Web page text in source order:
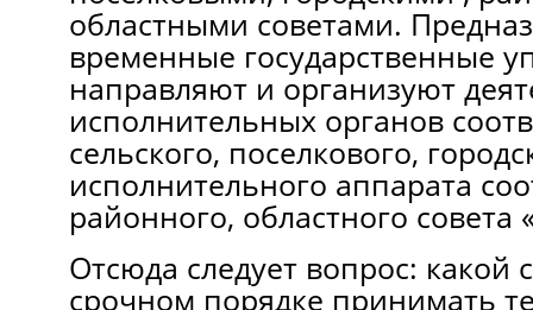
областными советами.
временные государственные
направляют и организуют
исполнительных органов
сельского, поселкового,
исполнительного аппарата
районного, областного совета
Отсюда следует вопрос: какой
срочном порядке принимать